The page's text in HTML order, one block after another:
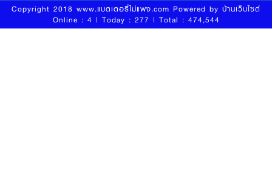
Copyright 2018 www.แบตเตอรี่ไม่แพง.com Powered by บ้านเว็บไซต์
Online : 4 | Today : 277 | Total : 474,544